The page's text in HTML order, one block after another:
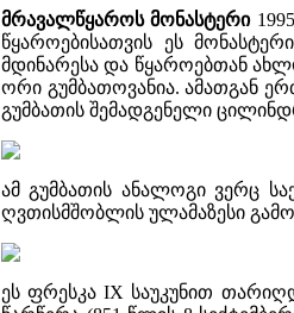
მრავალწყაროს მონასტერი
წყაროებისათვის ეს
მდინარესა და წყაროებთან
ორი გუმბათოვანია. ამათგან
გუმბათის შემადგენელი
ამ გუმბათის ანალოგი ვერც
ღვთისმშობლის ულამაზესი
ეს ფრესკა IX საუკუნით